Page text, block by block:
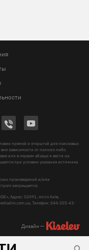
прямой и открытой для поисковых
зависимости от полного либо
или в первом абзаце и вести на
при условии указания источника
произведений и/или
запрещается.
Адрес: 02091, місто Київ,
, Телефон: 044-205-43-
Дизайн —